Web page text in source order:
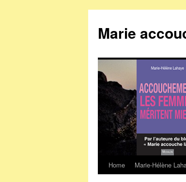
Marie
SkipHome Marie-Hélène